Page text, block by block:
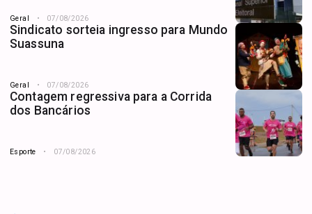
Geral 07/08/2026
Sindicato sorteia ingresso para Mundo
Suassuna
Geral 07/08/2026
Contagem regressiva para a Corrida
dos Bancários
Esporte 07/08/2026